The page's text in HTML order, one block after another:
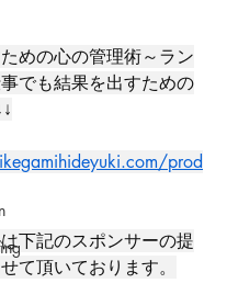
めの心の管理術～ラン
でも結果を出すための
prod
下記のスポンサーの提
て頂いております。